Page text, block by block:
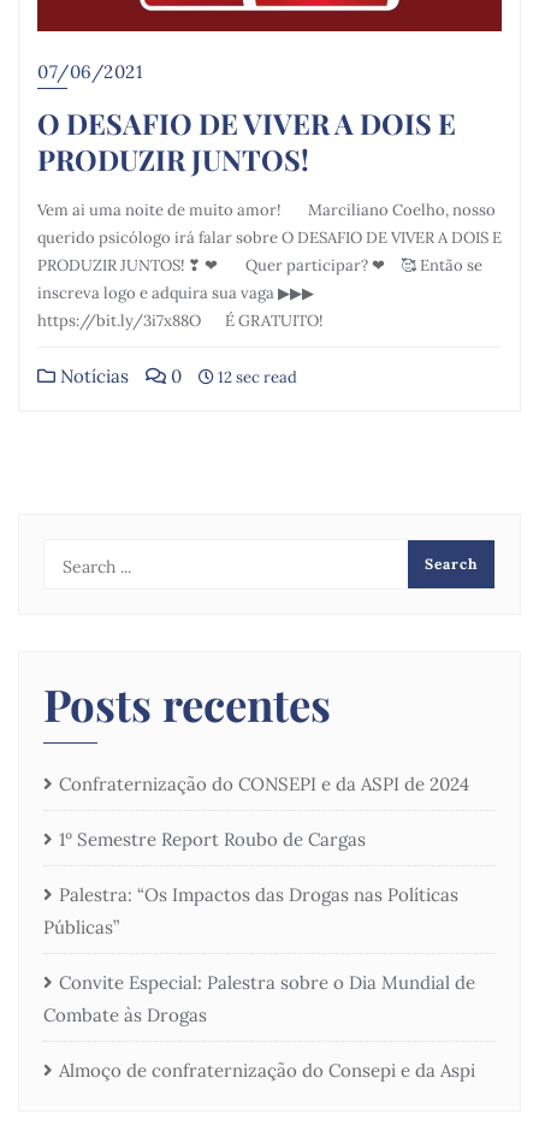
07/06/2021
O DESAFIO DE VIVER A DOIS E
PRODUZIR JUNTOS!
Vem ai uma noite de muito amor! ⠀⠀Marciliano Coelho, nosso
querido psicólogo irá falar sobre O DESAFIO DE VIVER A DOIS E
PRODUZIR JUNTOS! ❣ ❤ ⠀⠀Quer participar? ❤ ⠀🥰 Então se
inscreva logo e adquira sua vaga ▶▶▶
https://bit.ly/3i7x88O⠀⠀É GRATUITO!
Notícias 0 12 sec read
Posts recentes
Confraternização do CONSEPI e da ASPI de 2024
1º Semestre Report Roubo de Cargas
Palestra: “Os Impactos das Drogas nas Políticas
Públicas”
Convite Especial: Palestra sobre o Dia Mundial de
Combate às Drogas
Almoço de confraternização do Consepi e da Aspi